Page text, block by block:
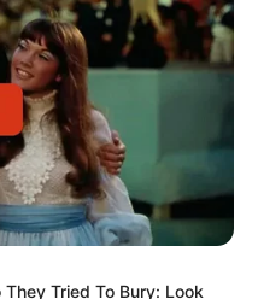
Tried To Bury: Look